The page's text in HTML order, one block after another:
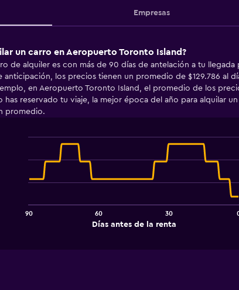
Empresas
un carro en Aeropuerto Toronto Island?
de alquiler es con más de 90 días de antelación a tu
los precios tienen un promedio de $129.786 al
en Aeropuerto Toronto Island, el promedio de los
has reservado tu viaje, la mejor época del año para alquilar
promedio.
chart
The
Días antes de la renta
90 60 30